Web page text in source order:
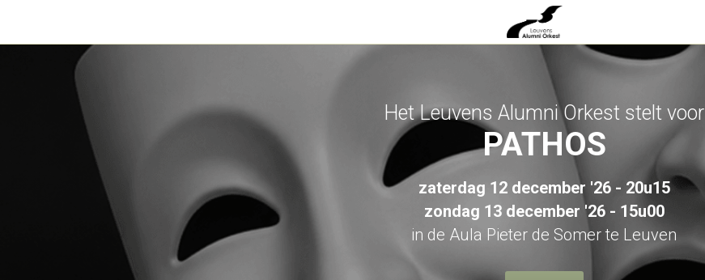
STREAMEN
Het Leuvens Alumni Orkest stelt voor
PATHOS
zaterdag 12 december '26 - 20u15
zondag 13 december '26 - 15u00
in de Aula Pieter de Somer te Leuven